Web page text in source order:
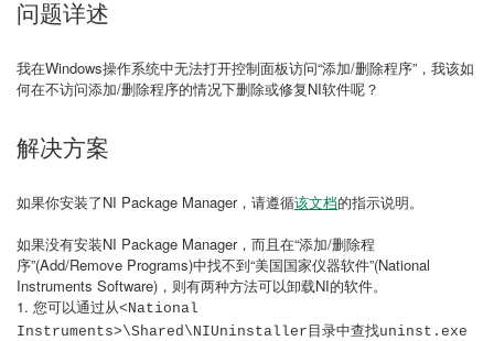
问题详述
我在Windows操作系统中无法打开控制面板访问“添加/删除程序”，我该如
何在不访问添加/删除程序的情况下删除或修复NI软件呢？
解决方案
如果你安装了NI Package Manager，请遵循该文档的指示说明。
如果没有安装NI Package Manager，而且在“添加/删除程
序”(Add/Remove Programs)中找不到“美国国家仪器软件”(National
Instruments Software)，则有两种方法可以卸载NI的软件。
1. 您可以通过从<National
Instruments>\Shared\NIUninstaller目录中查找uninst.exe